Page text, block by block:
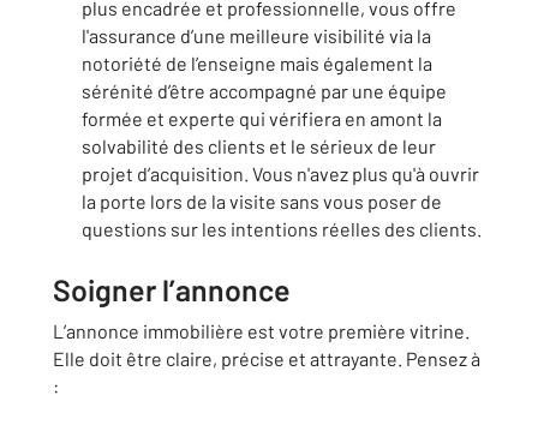
plus encadrée et professionnelle, vous offre
l'assurance d’une meilleure visibilité via la
notoriété de l’enseigne mais également la
sérénité d’être accompagné par une équipe
formée et experte qui vérifiera en amont la
solvabilité des clients et le sérieux de leur
projet d’acquisition. Vous n'avez plus qu'à ouvrir
la porte lors de la visite sans vous poser de
questions sur les intentions réelles des clients.
Soigner l’annonce
L’annonce immobilière est votre première vitrine.
Elle doit être claire, précise et attrayante. Pensez à
: